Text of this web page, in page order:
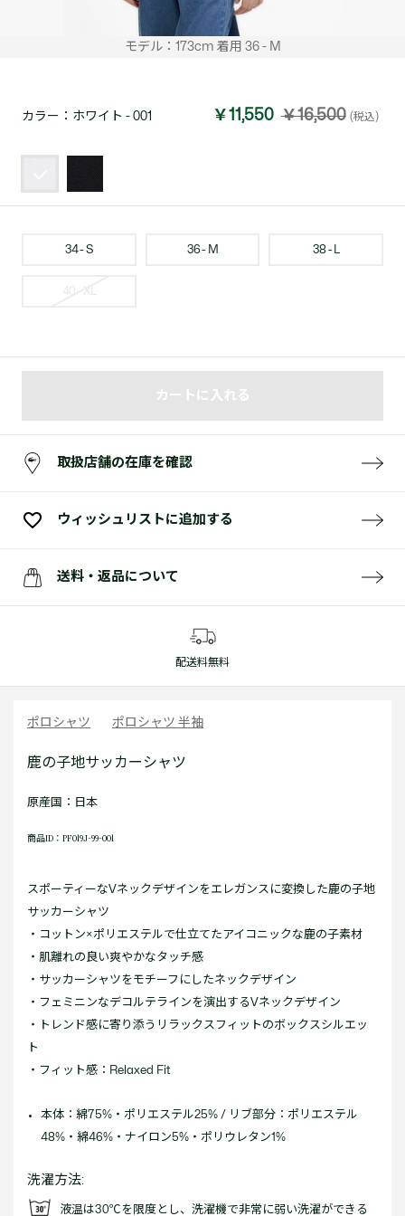
モデル：173cm 着用 36 - M
カラー： ホワイト - 001 ￥11,550 ￥16,500 (税込)
34 - S 36 - M 38 - L
40 - XL
カートに入れる
取扱店舗の在庫を確認
ウィッシュリストに追加する
送料・返品について
配送料無料
ポロシャツ ポロシャツ 半袖
鹿の子地サッカーシャツ
原産国：日本
商品ID：PF019J-99-001
スポーティーなVネックデザインをエレガンスに変換した鹿の子地
サッカーシャツ
・コットン×ポリエステルで仕立てたアイコニックな鹿の子素材
・肌離れの良い爽やかなタッチ感
・サッカーシャツをモチーフにしたネックデザイン
・フェミニンなデコルテラインを演出するVネックデザイン
・トレンド感に寄り添うリラックスフィットのボックスシルエッ
ト
・フィット感：Relaxed Fit
本体：綿75%・ポリエステル25% / リブ部分：ポリエステル
48%・綿46%・ナイロン5%・ポリウレタン1%
洗濯方法:
液温は30℃を限度とし、洗濯機で非常に弱い洗濯ができる